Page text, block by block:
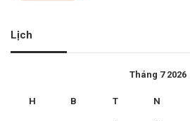
Lịch
Tháng 7 2026
H B T N